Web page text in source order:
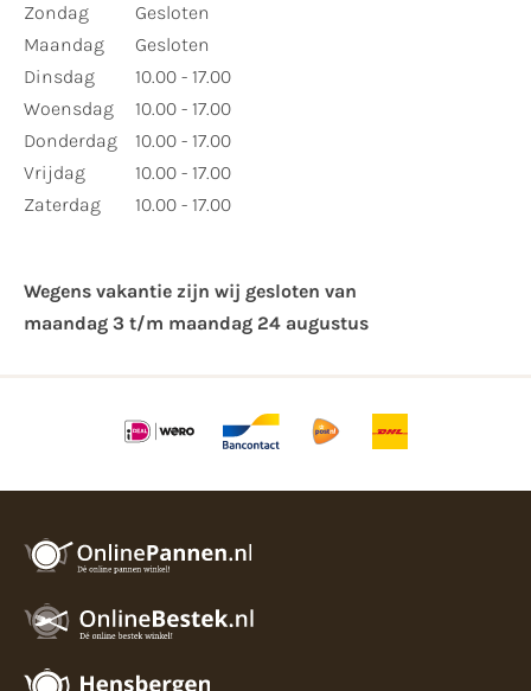
Zondag
Maandag
Dinsdag
Woensdag
Donderdag
Vrijdag
Zaterdag
Gesloten
Gesloten
10.00 - 17.00
10.00 - 17.00
10.00 - 17.00
10.00 - 17.00
10.00 - 17.00
Wegens vakantie zijn wij gesloten van ​
maandag 3 t/m maandag 24 augustus